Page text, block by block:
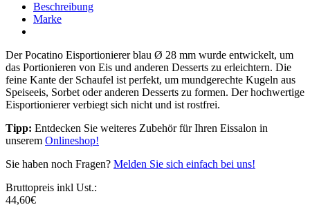
Beschreibung
Marke
Der Pocatino Eisportionierer blau Ø 28 mm wurde entwickelt, um
das Portionieren von Eis und anderen Desserts zu erleichtern. Die
feine Kante der Schaufel ist perfekt, um mundgerechte Kugeln aus
Speiseeis, Sorbet oder anderen Desserts zu formen. Der hochwertige
Eisportionierer verbiegt sich nicht und ist rostfrei.
Tipp: Entdecken Sie weiteres Zubehör für Ihren Eissalon in
unserem Onlineshop!
Sie haben noch Fragen? Melden Sie sich einfach bei uns!
Bruttopreis inkl Ust.:
44,60€